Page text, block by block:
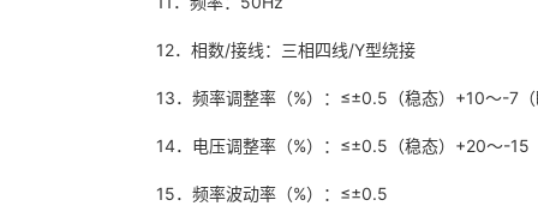
12．相数/接线：三相四线/Y型绕接
13．频率调整率（%）：≤±0.5（稳态）+10～-7
14．电压调整率（%）：≤±0.5（稳态）+20～-15
15．频率波动率（%）：≤±0.5